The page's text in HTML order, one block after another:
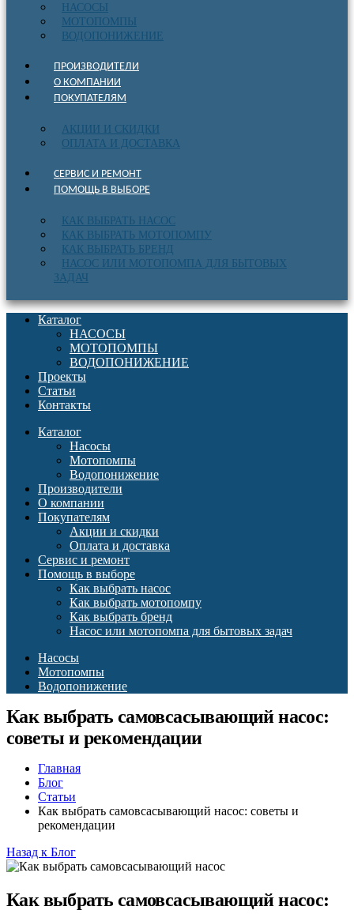
НАСОСЫ
МОТОПОМПЫ
ВОДОПОНИЖЕНИЕ
ПРОИЗВОДИТЕЛИ
О КОМПАНИИ
ПОКУПАТЕЛЯМ
АКЦИИ И СКИДКИ
ОПЛАТА И ДОСТАВКА
СЕРВИС И РЕМОНТ
ПОМОЩЬ В ВЫБОРЕ
КАК ВЫБРАТЬ НАСОС
КАК ВЫБРАТЬ МОТОПОМПУ
КАК ВЫБРАТЬ БРЕНД
НАСОС ИЛИ МОТОПОМПА ДЛЯ БЫТОВЫХ
ЗАДАЧ
Каталог
НАСОСЫ
МОТОПОМПЫ
ВОДОПОНИЖЕНИЕ
Проекты
Статьи
Контакты
Каталог
Насосы
Мотопомпы
Водопонижение
Производители
О компании
Покупателям
Акции и скидки
Оплата и доставка
Сервис и ремонт
Помощь в выборе
Как выбрать насос
Как выбрать мотопомпу
Как выбрать бренд
Насос или мотопомпа для бытовых задач
Насосы
Мотопомпы
Водопонижение
Как выбрать самовсасывающий насос:
советы и рекомендации
Главная
Блог
Статьи
Как выбрать самовсасывающий насос: советы и
рекомендации
Назад к Блог
Как выбрать самовсасывающий насос: